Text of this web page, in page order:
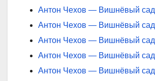
Антон Чехов — Вишнёвый сад
Антон Чехов — Вишнёвый сад
Антон Чехов — Вишнёвый сад
Антон Чехов — Вишнёвый сад
Антон Чехов — Вишнёвый сад